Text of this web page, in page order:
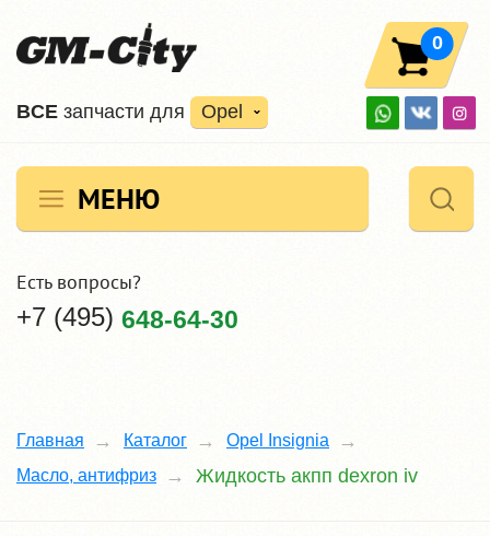
ВCE запчасти для Opel
0
МЕНЮ
Есть вопросы?
+7 (495) 648-64-30
Главная Каталог
Opel Insignia
Масло, антифриз
Жидкость акпп dexron iv